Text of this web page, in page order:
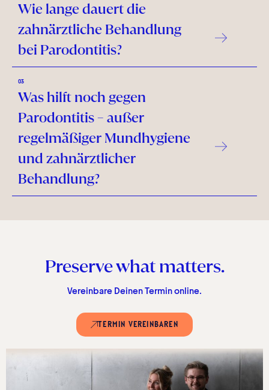
Wie lange dauert die
zahnärztliche Behandlung
bei Parodontitis?
03
Was hilft noch gegen
Parodontitis – außer
regelmäßiger Mundhygiene
und zahnärztlicher
Behandlung?
Preserve what matters.
Vereinbare Deinen Termin online.
TERMIN VEREINBAREN